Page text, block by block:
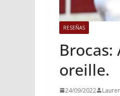
RESEÑAS
oreille.
24/09/2022